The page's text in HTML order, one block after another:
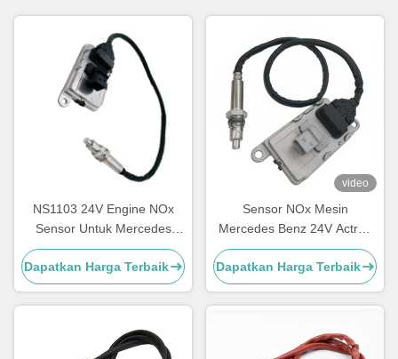
NS1103 24V Engine NOx
Sensor Untuk Mercedes
Benz Truck 5WK97329A
Dapatkan Harga Terbaik
video
Sensor NOx Mesin
Mercedes Benz 24V Actros
5WK97331A A0101531628
Dapatkan Harga Terbaik